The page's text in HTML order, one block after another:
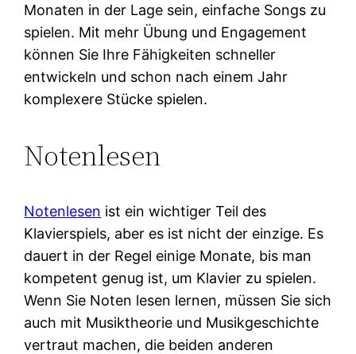
Monaten in der Lage sein, einfache Songs zu
spielen. Mit mehr Übung und Engagement
können Sie Ihre Fähigkeiten schneller
entwickeln und schon nach einem Jahr
komplexere Stücke spielen.
Notenlesen
Notenlesen ist ein wichtiger Teil des
Klavierspiels, aber es ist nicht der einzige. Es
dauert in der Regel einige Monate, bis man
kompetent genug ist, um Klavier zu spielen.
Wenn Sie Noten lesen lernen, müssen Sie sich
auch mit Musiktheorie und Musikgeschichte
vertraut machen, die beiden anderen